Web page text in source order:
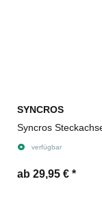
SYNCROS
Syncros
verfügbar
ab 29,95 € *